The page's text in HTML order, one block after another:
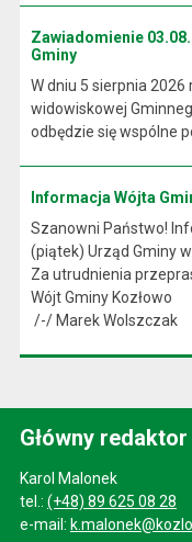
Zawiadomienie
Gminy
W dniu 5 sierpnia 2026
widowiskowej
odbędzie się wspólne
Informacja Wójta
Szanowni Państwo!
(piątek) Urząd Gminy
Za utrudnienia
Wójt Gminy Kozłowo
/-/ Marek Wolszczak
Główny
Karol Malonek
tel.: (+48) 89 625 08 28
e-mail: